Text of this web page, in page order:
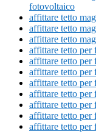
fotovoltaico
affittare tetto
affittare tetto
affittare tetto
affittare tetto per
affittare tetto per
affittare tetto per
affittare tetto per
affittare tetto per
affittare tetto per
affittare tetto per
affittare tetto per